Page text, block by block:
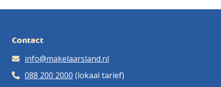
Contact
info@makelaarsland.nl
088 200 2000 (lokaal tarief)